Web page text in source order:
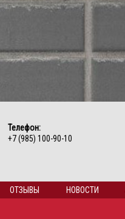
Телефон:
+7 (985) 100-90-10
ОТЗЫВЫ НОВОСТИ